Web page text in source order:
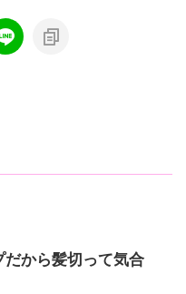
だから髪切って気合